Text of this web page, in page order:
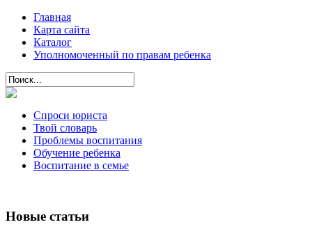
Главная
Карта сайта
Каталог
Уполномоченный по правам ребенка
Спроси юриста
Твой словарь
Проблемы воспитания
Обучение ребенка
Воспитание в семье
Новые статьи